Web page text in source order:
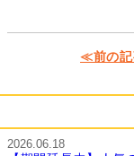
≪前の記
2026.06.18